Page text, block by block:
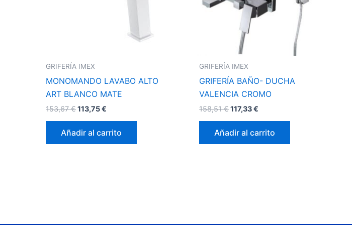
GRIFERÍA IMEX
MONOMANDO LAVABO ALTO
ART BLANCO MATE
153,67€113,75€
Añadir al carrito
GRIFERÍA IMEX
GRIFERÍA BAÑO- DUCHA
VALENCIA CROMO
158,51€117,33€
Añadir al carrito